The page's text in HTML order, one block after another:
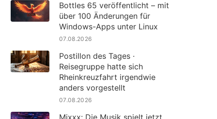
Bottles 65 veröffentlicht – mit
über 100 Änderungen für
Windows-Apps unter Linux
07.08.2026
Postillon des Tages ·
Reisegruppe hatte sich
Rheinkreuzfahrt irgendwie
anders vorgestellt
07.08.2026